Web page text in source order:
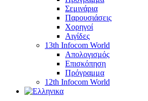
Σεμινάρια
Παρουσιάσεις
Χορηγοί
Αιγίδες
13th Infocom World
Απολογισμός
Επισκόπηση
Πρόγραμμα
12th Infocom World